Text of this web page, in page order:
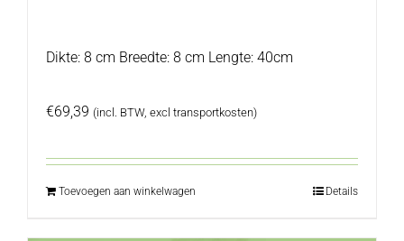
Dikte: 8 cm Breedte: 8 cm Lengte: 40cm
€69,39 (incl. BTW, excl transportkosten)
Toevoegen aan winkelwagen Details